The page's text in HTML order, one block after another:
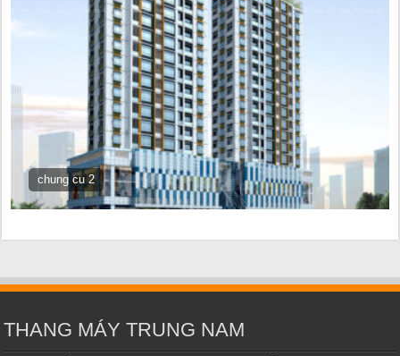
chung cu 2
THANG MÁY TRUNG NAM